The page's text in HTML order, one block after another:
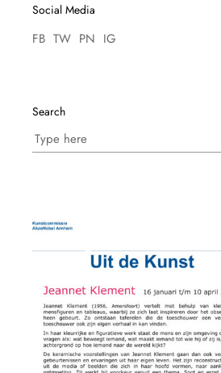
Social Media
FB TW PN IG
Search
Search
for: